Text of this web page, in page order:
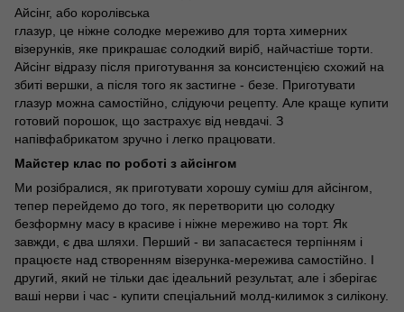
Айсінг, або королівська
глазур, це ніжне солодке мереживо для торта химерних
візерунків, яке прикрашає солодкий виріб, найчастіше торти.
Айсінг відразу після приготування за консистенцією схожий на
збиті вершки, а після того як застигне - безе. Приготувати
глазур можна самостійно, слідуючи рецепту. Але краще купити
готовий порошок, що застрахує від невдачі. З
напівфабрикатом зручно і легко працювати.
Майстер клас по роботі з айсінгом
Ми розібралися, як приготувати хорошу суміш для айсінгом,
тепер перейдемо до того, як перетворити цю солодку
безформну масу в красиве і ніжне мереживо на торт. Як
завжди, є два шляхи. Перший - ви запасаєтеся терпінням і
працюєте над створенням візерунка-мережива самостійно. І
другий, який не тільки дає ідеальний результат, але і зберігає
ваші нерви і час - купити спеціальний молд-килимок з силікону.